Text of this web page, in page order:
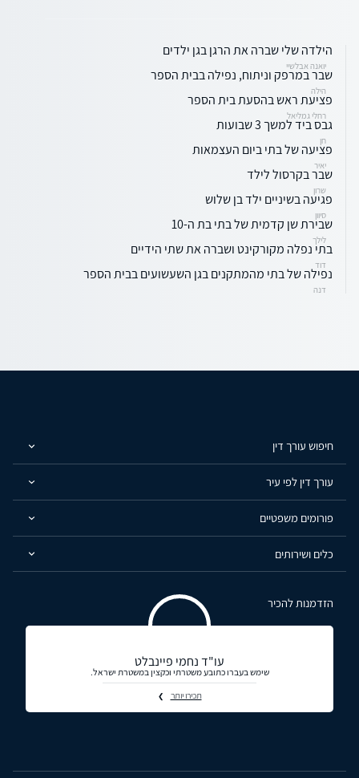
הילדה שלי שברה את הרגן בגן ילדים
יואנה אבלשיי
שבר במרפק וניתוח, נפילה בבית הספר
הילה
פציעת ראש בהסעת בית הספר
רחלי גמליאל
גבס ביד למשך 3 שבועות
חן
פציעה של בתי ביום העצמאות
יאיר
שבר בקרסול לילד
שרון
פגיעה בשיניים ילד בן שלוש
סיוון
שבירת שן קדמית של בתי בת ה-10
לילך
בתי נפלה מקורקינט ושברה את שתי הידיים
דוד
נפילה של בתי מהמתקנים בגן השעשועים בבית הספר
דנה
חיפוש עורך דין
עורך דין לפי עיר
פורומים משפטיים
כלים ושירותים
הזדמנות להכיר
עו"ד נחמי פיינבלט
שימש בעברו כתובע משטרתי וכקצין במשטרת ישראל.
תכירו יותר